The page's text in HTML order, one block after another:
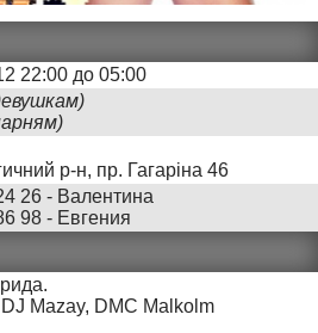
22:00 до 05:00
р-н, пр. Гагаріна 46
26 - Валентина
98 - Евгения
Mazay, DMC Malkolm